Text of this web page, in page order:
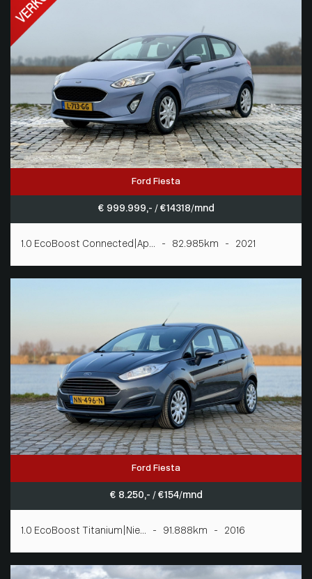
Ford Fiesta
€ 999.999,- / € 14318/mnd
1.0 EcoBoost Connected|Ap... - 82.985km - 2021
Ford Fiesta
€ 8.250,- / € 154/mnd
1.0 EcoBoost Titanium|Nie... - 91.888km - 2016